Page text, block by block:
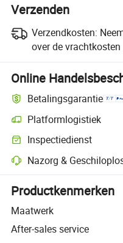
Verzenden
Verzendkosten:
over de
Online
Betalingsgarantie
Platformlogistiek
Duidelijker zendingtracking
Inspectiedienst
Optionele pre-shipment
Nazorg &
Platformondersteunde
Productkenmerken
Maatwerk
After-sales service